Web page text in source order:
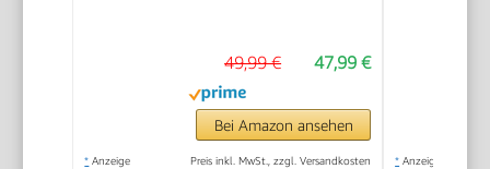
Milchschaum heiss
und kalt, heiße
Schokolade,
cromargan
47,99 €
49,99 €
Bei Amazon ansehen
* Anzeige Preis inkl. MwSt., zzgl. Versandkosten * Anzeige